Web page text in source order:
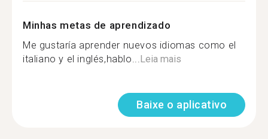
Minhas metas de aprendizado
Me gustaría aprender nuevos idiomas como el
italiano y el inglés,hablo...Leia mais
Baixe o aplicativo